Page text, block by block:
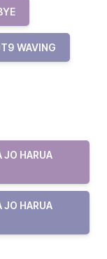
WAVING
JO HARUA
JO HARUA